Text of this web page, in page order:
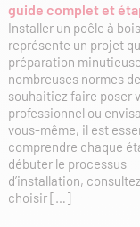
guide complet et
Installer un poêle à
représente un projet
préparation
nombreuses normes
souhaitiez faire poser
professionnel ou
vous-même, il est
comprendre chaque
débuter le processus
d’installation,
choisir […]